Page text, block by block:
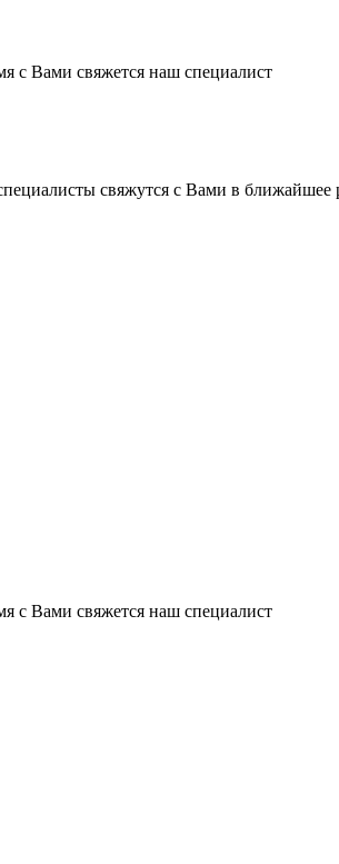
с Вами свяжется наш специалист
свяжутся с Вами в ближайшее
с Вами свяжется наш специалист